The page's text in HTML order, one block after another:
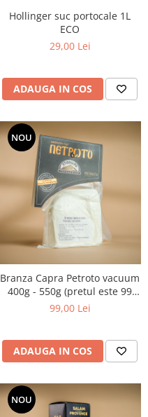
Hollinger suc portocale 1L
ECO
29,00 Lei
ADAUGA IN COS
NOU
Branza Capra Petroto vacuum
400g - 550g (pretul este 99
ron / kg)
99,00 Lei
ADAUGA IN COS
NOU